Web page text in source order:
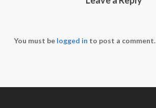
You must be logged in to post a comment.